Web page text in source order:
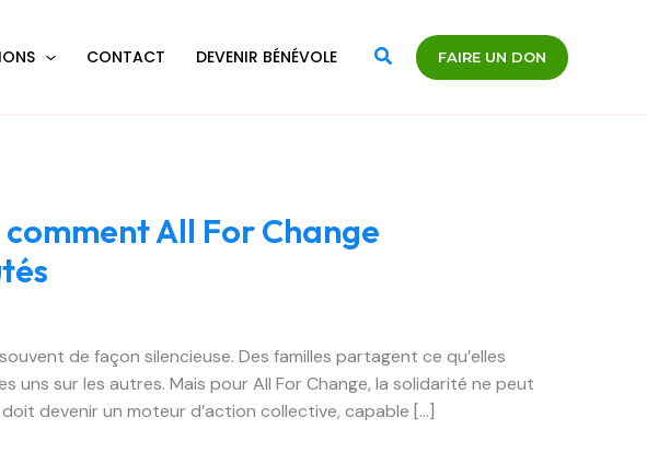
CONTACT DEVENIR BÉNÉVOLE RechercherFAIRE UN DON
All For Change
de façon silencieuse. Des familles partagent ce qu’elles
uns sur les autres. Mais pour All For Change, la solidarité ne peut
devenir un moteur d’action collective, capable […]